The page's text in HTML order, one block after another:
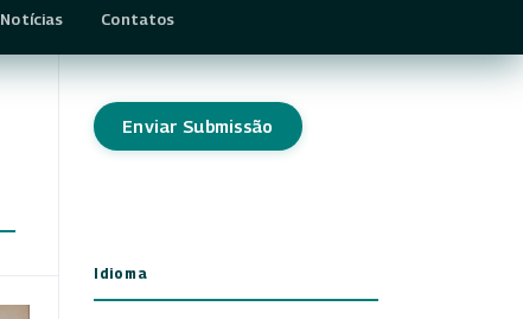
Notícias Contatos
Enviar Submissão
Idioma